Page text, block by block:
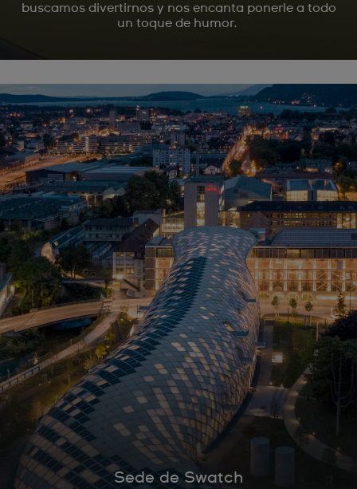
buscamos divertirnos y nos encanta ponerle a todo
un toque de humor.
Sede de Swatch